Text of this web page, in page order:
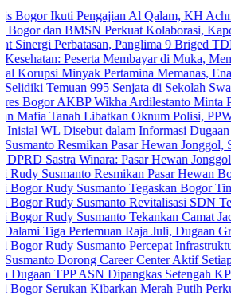
Pengajian Al Qalam, KH Achmad
BMSN Perkuat Kolaborasi, Kapolres
Panglima 9 Briged TDM
Peserta Membayar di Muka, Mengapa
Minyak Pertamina Memanas, Enam
995 Senjata di Sekolah Swasta
AKBP Wikha Ardilestanto Minta PT PMC
Libatkan Oknum Polisi, PPWI Desak
Disebut dalam Informasi Dugaan
Resmikan Pasar Hewan Jonggol, Siapkan
Winara: Pasar Hewan Jonggol Dorong
Resmikan Pasar Hewan Bogor,
Susmanto Tegaskan Bogor Timur
Susmanto Revitalisasi SDN Tegal
Susmanto Tekankan Camat Jadi Ujung
Pertemuan Raja Juli, Dugaan Gratifikasi
Susmanto Percepat Infrastruktur untuk
Dorong Career Center Aktif Setiap Hari
ASN Dipangkas Setengah KPK Bidik
Kibarkan Merah Putih Perkuat